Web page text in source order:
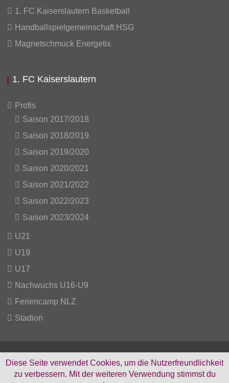
1. FC Kaiserslautern Basketball
Handballspielgemeinschaft HSG
Magnetschmuck Energetix
1. FC Kaiserslautern
Profis
Saison 2017/2018
Saison 2018/2019
Saison 2019/2020
Saison 2020/2021
Saison 2021/2022
Saison 2022/2023
Saison 2023/2024
U21
U19
U17
Nachwuchs U16-U9
Feriencamp NLZ
Stadion
Diese Seite verwendet Cookies, um die Nutzerfreundlichkeit
zu verbessern. Mit der weiteren Verwendung stimmst du